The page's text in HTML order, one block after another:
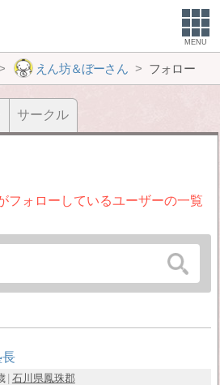
MENU
えん坊＆ぼーさん フォロー
サークル
フォローしているユーザーの一覧
長
石川県 鳳珠郡